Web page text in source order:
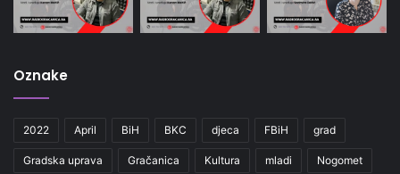
Oznake
2022 April BiH BKC djeca FBiH grad
Gradska uprava Gračanica Kultura mladi Nogomet